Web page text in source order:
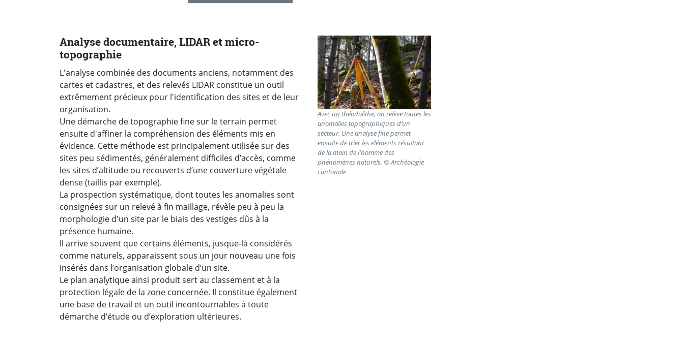
Analyse documentaire, LIDAR et micro-
topographie
L'analyse combinée des documents anciens, notamment des
cartes et cadastres, et des relevés LIDAR constitue un outil
extrêmement précieux pour l'identification des sites et de leur
organisation.
Une démarche de topographie fine sur le terrain permet
ensuite d'affiner la compréhension des éléments mis en
évidence. Cette méthode est principalement utilisée sur des
sites peu sédimentés, généralement difficiles d’accès, comme
les sites d’altitude ou recouverts d’une couverture végétale
dense (taillis par exemple).
La prospection systématique, dont toutes les anomalies sont
consignées sur un relevé à fin maillage, révèle peu à peu la
morphologie d'un site par le biais des vestiges dûs à la
présence humaine.
Il arrive souvent que certains éléments, jusque-là considérés
comme naturels, apparaissent sous un jour nouveau une fois
insérés dans l’organisation globale d’un site.
Le plan analytique ainsi produit sert au classement et à la
protection légale de la zone concernée. Il constitue également
une base de travail et un outil incontournables à toute
démarche d’étude ou d’exploration ultérieures.
Avec un théodolithe, on relève toutes les
anomalies topographiques d’un
secteur. Une analyse fine permet
ensuite de trier les éléments résultant
de la main de l'homme des
phénomènes naturels. © Archéologie
cantonale